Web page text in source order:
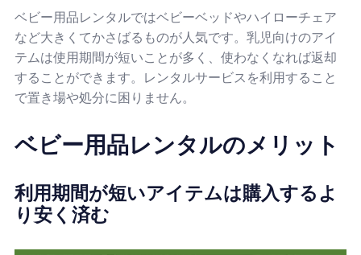
ベビー用品レンタルではベビーベッドやハイローチェア
など大きくてかさばるものが人気です。乳児向けのアイ
テムは使用期間が短いことが多く、使わなくなれば返却
することができます。レンタルサービスを利用すること
で置き場や処分に困りません。
ベビー用品レンタルのメリット
利用期間が短いアイテムは購入するよ
り安く済む